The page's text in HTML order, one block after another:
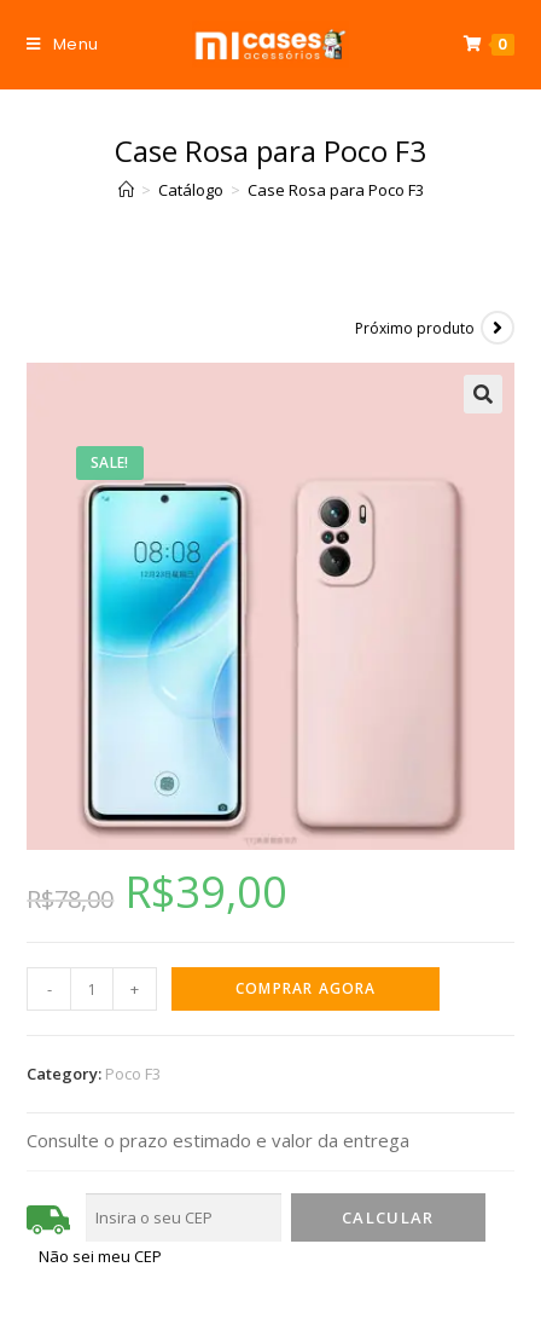
Menu 0
Case Rosa para Poco F3
> Catálogo > Case Rosa para Poco F3
SALE!
Próximo produto
R$78,00 R$39,00
- + COMPRAR AGORA
Category: Poco F3
Consulte o prazo estimado e valor da entrega
Não sei meu CEP